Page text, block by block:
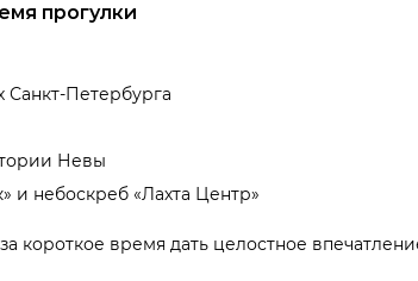
прогулки
Санкт-Петербурга
Невы
и небоскреб «Лахта Центр»
короткое время дать целостное